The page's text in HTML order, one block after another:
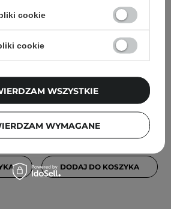
-
Kwasem Salicylowym Do
30
72,00 zł
DODAJ DO KOSZYKA
cookie
cookie
WYMAGANE
WSZYSTKIE